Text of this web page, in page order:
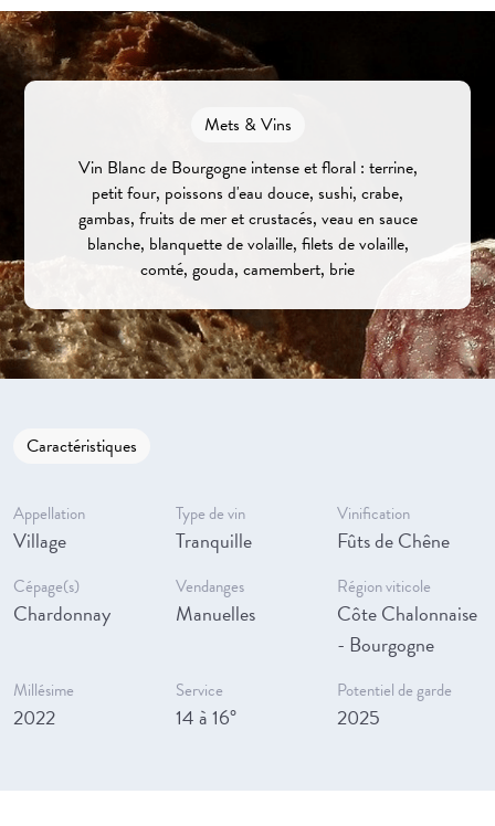
Mets & Vins
Vin Blanc de Bourgogne intense et floral : terrine,
petit four, poissons d'eau douce, sushi, crabe,
gambas, fruits de mer et crustacés, veau en sauce
blanche, blanquette de volaille, filets de volaille,
comté, gouda, camembert, brie
Caractéristiques
Appellation
Village
Type de vin
Tranquille
Vinification
Fûts de Chêne
Cépage(s)
Chardonnay
Vendanges
Manuelles
Région viticole
Côte Chalonnaise
- Bourgogne
Millésime
2022
Service
14 à 16°
Potentiel de garde
2025